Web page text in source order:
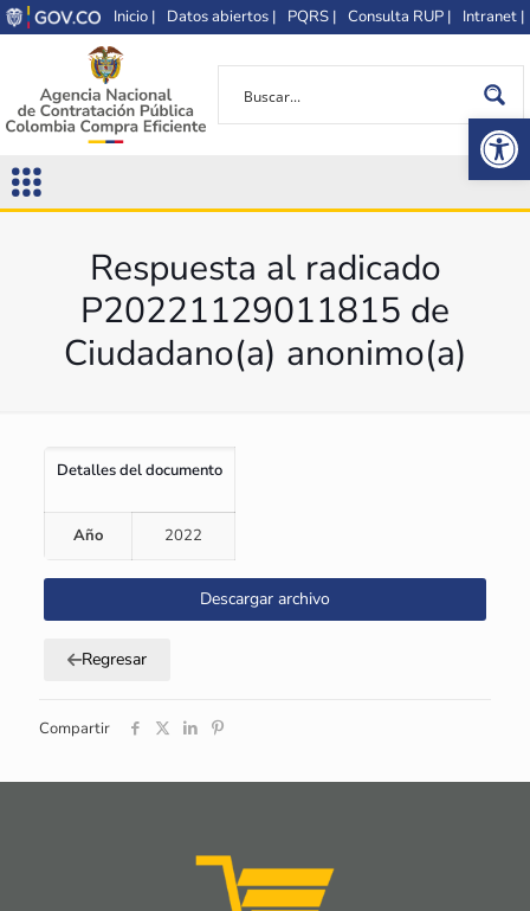
Inicio | Datos abiertos | PQRS | Consulta RUP | Intranet |
Respuesta al radicado
P20221129011815 de
Ciudadano(a) anonimo(a)
Detalles del documento
Año 2022
Descargar archivo
Regresar
Compartir